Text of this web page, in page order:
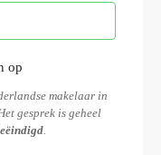
op
makelaar in
gesprek is geheel
.